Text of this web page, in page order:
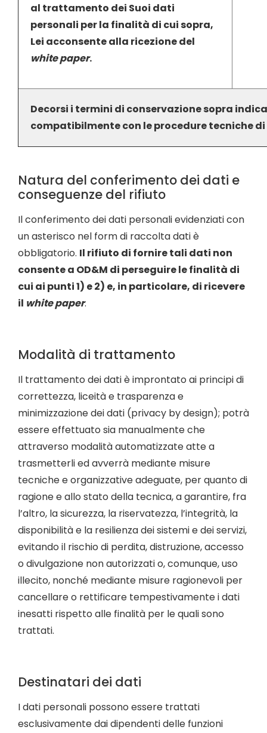
al trattamento dei Suoi dati
personali per la finalità di cui sopra,
Lei acconsente alla ricezione del
white paper.
Decorsi i termini di conservazione sopra
compatibilmente con le procedure tecniche
Natura del conferimento dei dati e
conseguenze del rifiuto
Il conferimento dei dati personali evidenziati con
un asterisco nel form di raccolta dati è
obbligatorio. Il rifiuto di fornire tali dati non
consente a OD&M di perseguire le finalità di
cui ai punti 1) e 2) e, in particolare, di ricevere
il white paper.
Modalità di trattamento
Il trattamento dei dati è improntato ai principi di
correttezza, liceità e trasparenza e
minimizzazione dei dati (privacy by design); potrà
essere effettuato sia manualmente che
attraverso modalità automatizzate atte a
trasmetterli ed avverrà mediante misure
tecniche e organizzative adeguate, per quanto di
ragione e allo stato della tecnica, a garantire, fra
l’altro, la sicurezza, la riservatezza, l’integrità, la
disponibilità e la resilienza dei sistemi e dei servizi,
evitando il rischio di perdita, distruzione, accesso
o divulgazione non autorizzati o, comunque, uso
illecito, nonché mediante misure ragionevoli per
cancellare o rettificare tempestivamente i dati
inesatti rispetto alle finalità per le quali sono
trattati.
Destinatari dei dati
I dati personali possono essere trattati
esclusivamente dai dipendenti delle funzioni